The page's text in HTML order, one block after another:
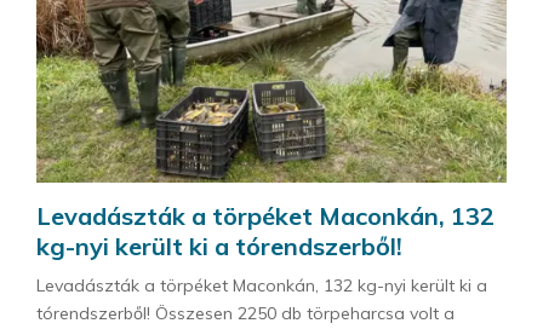
Levadászták a törpéket Maconkán, 132
kg-nyi került ki a tórendszerből!
Levadászták a törpéket Maconkán, 132 kg-nyi került ki a
tórendszerből! Összesen 2250 db törpeharcsa volt a